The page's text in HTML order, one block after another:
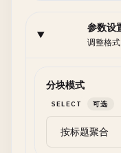
参数设
调整格式
分块模式
SELECT 可选